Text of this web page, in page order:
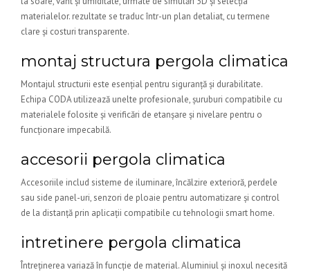
materialelor. rezultate se traduc într-un plan detaliat, cu termene
clare și costuri transparente.
montaj structura pergola climatica
Montajul structurii este esențial pentru siguranță și durabilitate.
Echipa CODA utilizează unelte profesionale, şuruburi compatibile cu
materialele folosite și verificări de etanșare și nivelare pentru o
funcționare impecabilă.
accesorii pergola climatica
Accesoriile includ sisteme de iluminare, încălzire exterioră, perdele
sau side panel-uri, senzori de ploaie pentru automatizare și control
de la distanță prin aplicații compatibile cu tehnologii smart home.
intretinere pergola climatica
Întreținerea variază în funcție de material. Aluminiul și inoxul necesită